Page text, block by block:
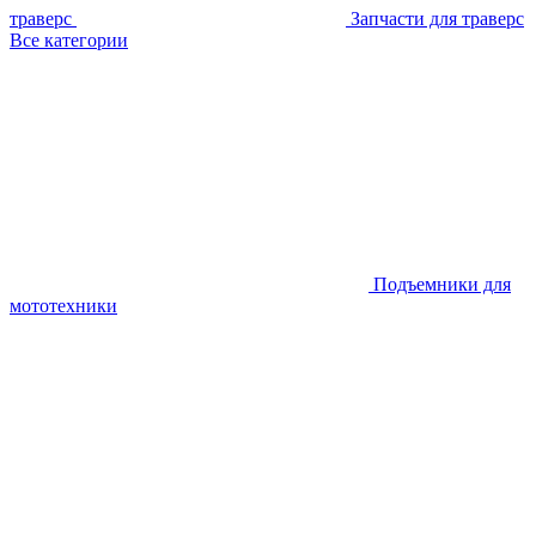
траверс
Запчасти для траверс
Все категории
Подъемники для
мототехники